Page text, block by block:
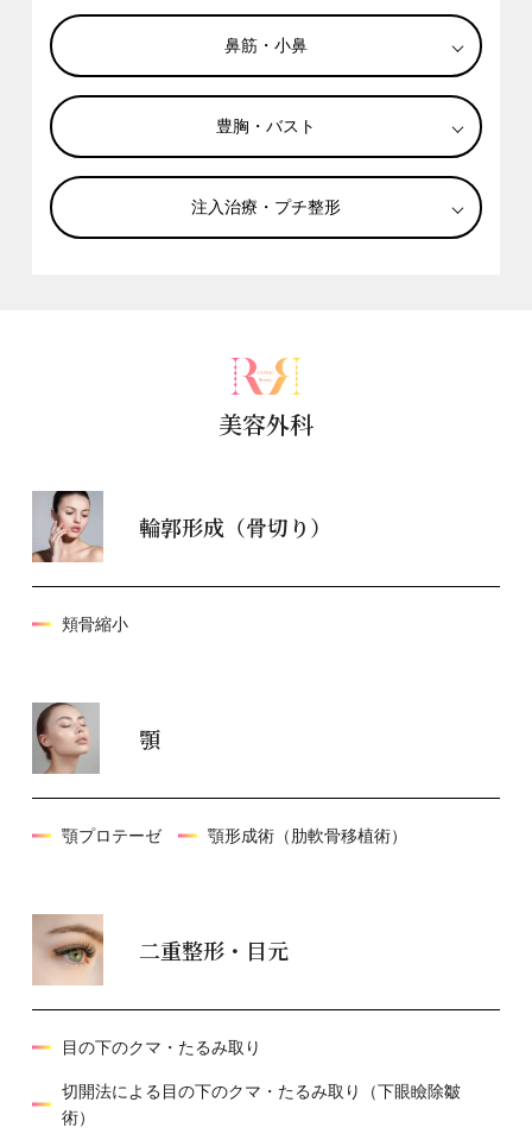
鼻筋・小鼻
豊胸・バスト
注入治療・プチ整形
美容外科
輪郭形成（骨切り）
頬骨縮小
顎
顎プロテーゼ 顎形成術（肋軟骨移植術）
二重整形・目元
目の下のクマ・たるみ取り
切開法による目の下のクマ・たるみ取り（下眼瞼除皺
術）